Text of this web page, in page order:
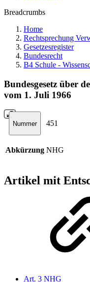
Breadcrumbs
Home
Rechtsprechung
Gesetzesregister
Bundesrecht
B4 Schule -
Bundesgesetz über
vom 1. Juli 1966
Nummer 451
Abkürzung NHG
Artikel mit
Art. 3 NHG